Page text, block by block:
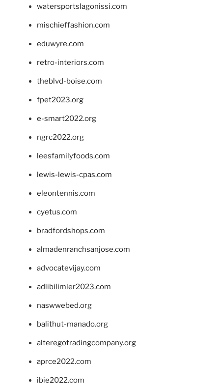
watersportslagonissi.com
mischieffashion.com
eduwyre.com
retro-interiors.com
theblvd-boise.com
fpet2023.org
e-smart2022.org
ngrc2022.org
leesfamilyfoods.com
lewis-lewis-cpas.com
eleontennis.com
cyetus.com
bradfordshops.com
almadenranchsanjose.com
advocatevijay.com
adlibilimler2023.com
naswwebed.org
balithut-manado.org
alteregotradingcompany.org
aprce2022.com
ibie2022.com